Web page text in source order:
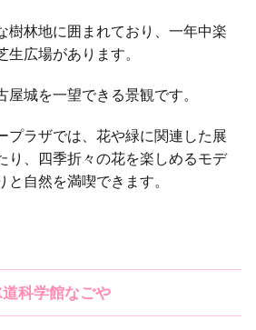
樹林地に囲まれており、一年中楽
広場があります。
城を一望できる景観です。
プラザでは、花や緑に関連した展
り、四季折々の花を楽しめるモデ
自然を満喫できます。
科学館なごや